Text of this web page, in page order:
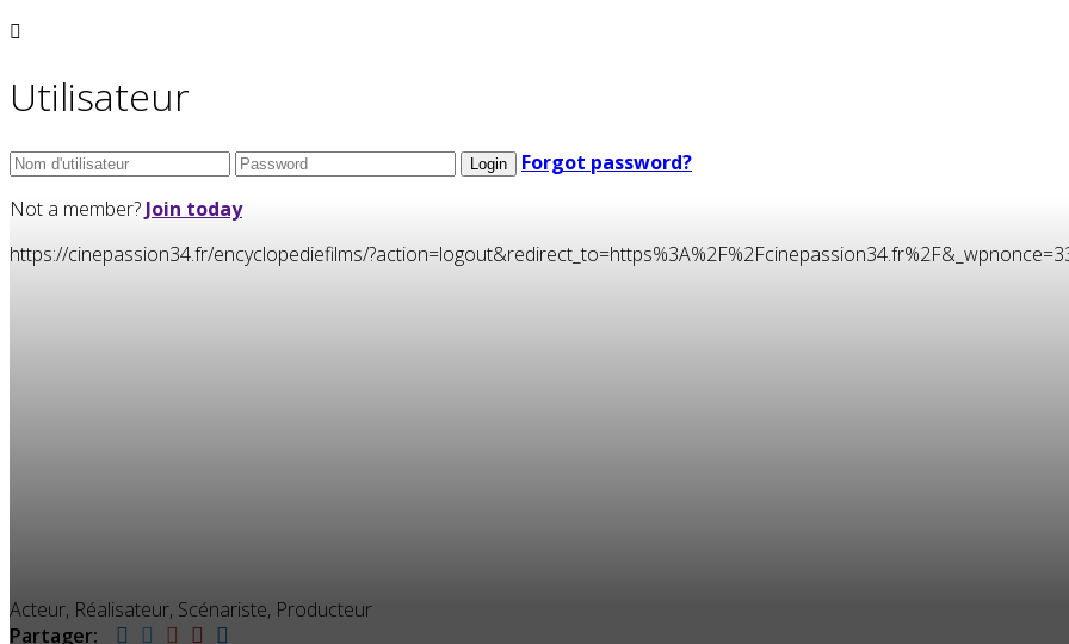
Utilisateur
Forgot password?
Not a member? Join today
https://cinepassion34.fr/encyclopediefilms/
Acteur, Réalisateur, Scénariste, Producteur
Partager: